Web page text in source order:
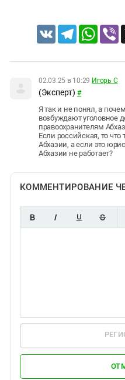
VK Telegram
02.03.25 в 10:29 Игорь С
(Эксперт) #
Я так и не понял, а
возбуждают уголовное
правоохранителям
Если российская, то
Абхазии, а если это
Абхазии не работает?
КОММЕНТИРОВАНИЕ